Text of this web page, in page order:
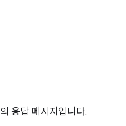
의 응답 메시지입니다.